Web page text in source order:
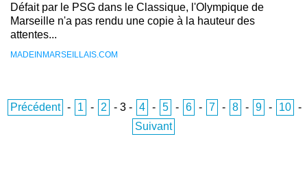
Défait par le PSG dans le Classique, l'Olympique de
Marseille n'a pas rendu une copie à la hauteur des
attentes...
MADEINMARSEILLAIS.COM
Précédent - 1 - 2 - 3- 4 - 5 - 6 - 7 - 8 - 9 - 10
-
Suivant